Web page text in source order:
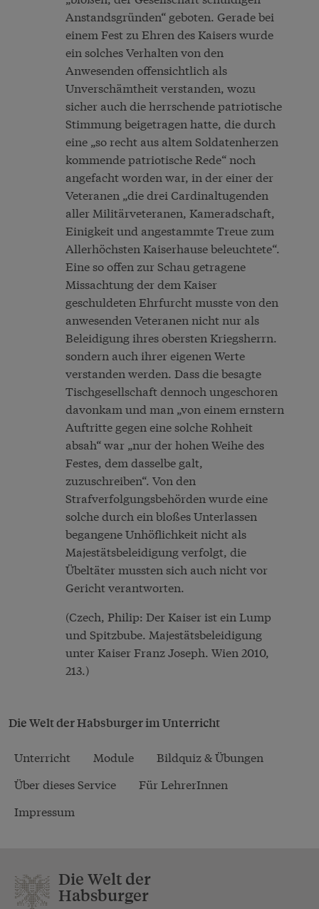
Anstandsgründen“ geboten. Gerade bei
einem Fest zu Ehren des Kaisers wurde
ein solches Verhalten von den
Anwesenden offensichtlich als
Unverschämtheit verstanden, wozu
sicher auch die herrschende patriotische
Stimmung beigetragen hatte, die durch
eine „so recht aus altem Soldatenherzen
kommende patriotische Rede“ noch
angefacht worden war, in der einer der
Veteranen „die drei Cardinaltugenden
aller Militärveteranen, Kameradschaft,
Einigkeit und angestammte Treue zum
Allerhöchsten Kaiserhause beleuchtete“.
Eine so offen zur Schau getragene
Missachtung der dem Kaiser
geschuldeten Ehrfurcht musste von den
anwesenden Veteranen nicht nur als
Beleidigung ihres obersten Kriegsherrn.
sondern auch ihrer eigenen Werte
verstanden werden. Dass die besagte
Tischgesellschaft dennoch ungeschoren
davonkam und man „von einem ernstern
Auftritte gegen eine solche Rohheit
absah“ war „nur der hohen Weihe des
Festes, dem dasselbe galt,
zuzuschreiben“. Von den
Strafverfolgungsbehörden wurde eine
solche durch ein bloßes Unterlassen
begangene Unhöflichkeit nicht als
Majestätsbeleidigung verfolgt, die
Übeltäter mussten sich auch nicht vor
Gericht verantworten.
(Czech, Philip: Der Kaiser ist ein Lump
und Spitzbube. Majestätsbeleidigung
unter Kaiser Franz Joseph. Wien 2010,
213.)
Die Welt der Habsburger im Unterricht
Unterricht Module
Bildquiz & Übungen
Über dieses Service
Für LehrerInnen
Impressum
Die Welt der
Habsburger